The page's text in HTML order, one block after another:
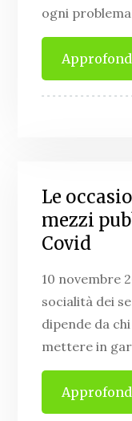
ogni
Le
mezzi
Covid
10 novembre
socialità dei
dipende da
mettere in